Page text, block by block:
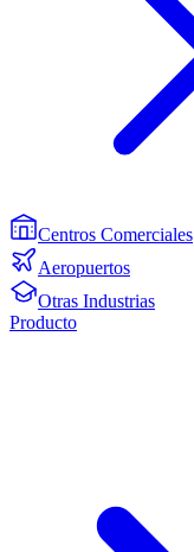
Centros Comerciales
Aeropuertos
Otras Industrias
Producto